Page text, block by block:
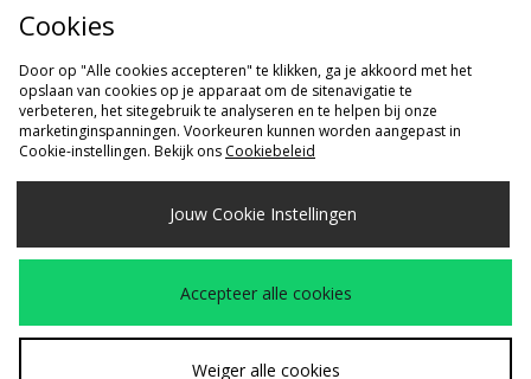
Cookie Instellingen
Verzenden Naar
Nederland
Wij accepteren de volgende betaalmethoden
Bezoek onze bedrijfspagina www.jdplc.com
Cookies
Door op "Alle cookies accepteren" te klikken, ga je akkoord met het
opslaan van cookies op je apparaat om de sitenavigatie te
verbeteren, het sitegebruik te analyseren en te helpen bij onze
marketinginspanningen. Voorkeuren kunnen worden aangepast in
Cookie-instellingen. Bekijk ons Cookiebeleid
Jouw Cookie Instellingen
Accepteer alle cookies
Weiger alle cookies